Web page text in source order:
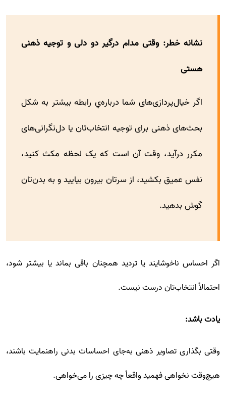
نشانه خطر: وقتی مدام درگیر دو دلی و توجیه ذهنی
هستی
اگر خیال‌پردازی‌های شما درباره‌ي رابطه بیشتر به شکل
بحث‌های ذهنی برای توجیه انتخاب‌تان یا دل‌نگرانی‌های
مکرر درآید، وقت آن است که یک لحظه مکث کنید،
نفس عمیق بکشید، از سرتان بیرون بیایید و به بدن‌تان
گوش بدهید.
اگر احساس ناخوشایند یا تردید همچنان باقی بماند یا بیشتر شود،
احتمالاً انتخاب‌تان درست نیست.
یادت باشد:
وقتی بگذاری تصاویر ذهنی به‌جای احساسات بدنی راهنمایت باشند،
هیچ‌وقت نخواهی فهمید واقعاً چه چیزی را می‌خواهی.